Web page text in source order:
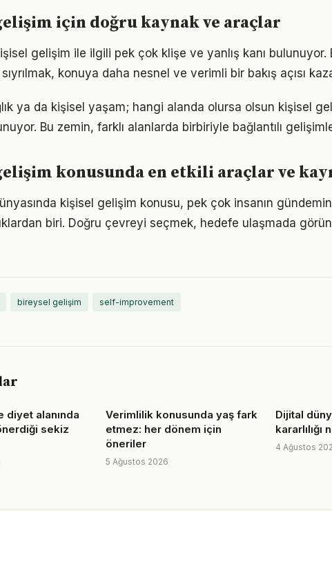
için doğru kaynak ve araçlar
gelişim ile ilgili pek çok klişe ve yanlış kanı bulunuyor.
konuya daha nesnel ve verimli bir bakış açısı
ya da kişisel yaşam; hangi alanda olursa olsun kişisel
Bu zemin, farklı alanlarda birbiriyle bağlantılı
konusunda en etkili araçlar ve
kişisel gelişim konusu, pek çok insanın
biri. Doğru çevreyi seçmek, hedefe ulaşmada
bireysel gelişim self-improvement
diyet alanında
sekiz
Verimlilik konusunda yaş fark
etmez: her dönem için
öneriler
5 Ağustos 2026
Dijital
kararlılığı
4 Ağustos